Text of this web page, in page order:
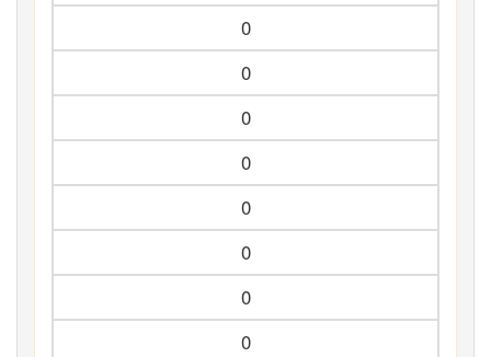
0
0
0
0
0
0
0
0